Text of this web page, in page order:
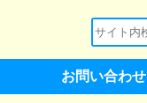
お問い合わせ